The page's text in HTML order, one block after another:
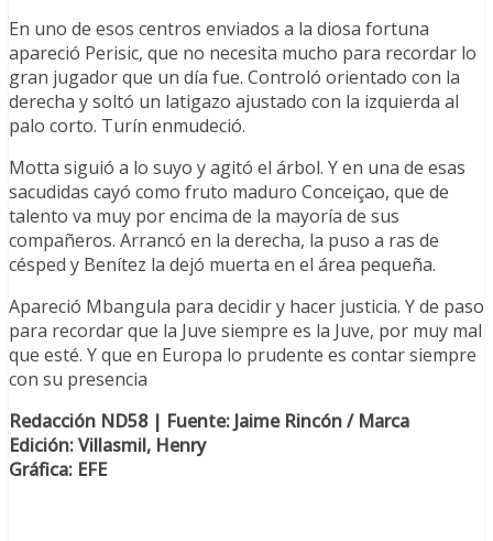
En uno de esos centros enviados a la diosa fortuna
apareció Perisic, que no necesita mucho para recordar lo
gran jugador que un día fue. Controló orientado con la
derecha y soltó un latigazo ajustado con la izquierda al
palo corto. Turín enmudeció.
Motta siguió a lo suyo y agitó el árbol. Y en una de esas
sacudidas cayó como fruto maduro Conceiçao, que de
talento va muy por encima de la mayoría de sus
compañeros. Arrancó en la derecha, la puso a ras de
césped y Benítez la dejó muerta en el área pequeña.
Apareció Mbangula para decidir y hacer justicia. Y de paso
para recordar que la Juve siempre es la Juve, por muy mal
que esté. Y que en Europa lo prudente es contar siempre
con su presencia
Redacción ND58 | Fuente: Jaime Rincón / Marca
Edición: Villasmil, Henry
Gráfica: EFE